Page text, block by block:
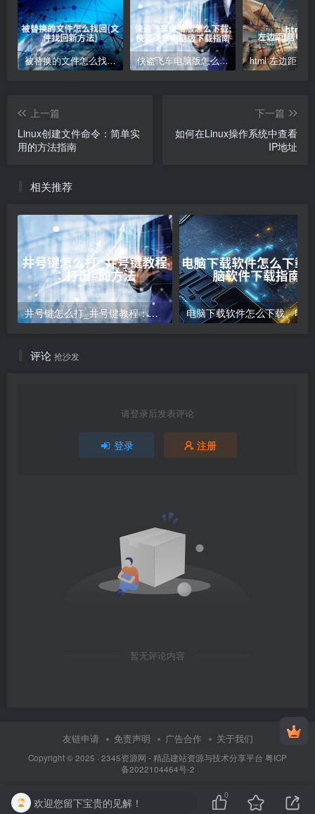
被替换的文件怎么找回(文件找回新方法) 侠盗飞车电脑版怎么下载;侠盗飞车电脑版下载指南
上一篇
Linux创建文件命令：简单实
用的方法指南
下一篇
如何在Linux操作系统中查看
IP地址
相关推荐
井号键怎么打_井号键教程：打出#的方法
评论 抢沙发
请登录后发表评论
登录 注册
暂无评论内容
友链申请 免责声明 广告合作 关于我们
Copyright © 2025 · 2345资源网 - 精品建站资源与技术分享平台 粤ICP
备2022104464号-2
欢迎您留下宝贵的见解！
0